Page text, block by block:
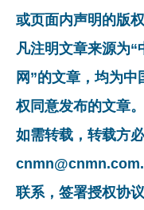
或页面内声明的版权
凡注明文章来源为
网”的文章，均为
权同意发布的文章。
如需转载，转载方
联系，签署授权协